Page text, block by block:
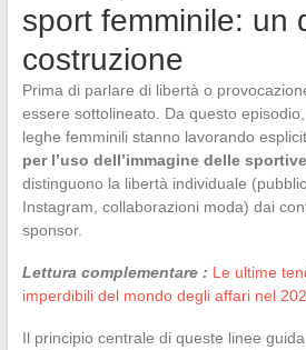
sport femminile: un
costruzione
Prima di parlare di libertà o
essere sottolineato. Da questo
leghe femminili stanno lavorando
per l’uso dell’immagine delle sportive
distinguono la libertà individuale
Instagram, collaborazioni moda) dai
sponsor.
Lettura complementare : Le ultime
imperdibili del mondo degli affari nel
Il principio centrale di queste linee